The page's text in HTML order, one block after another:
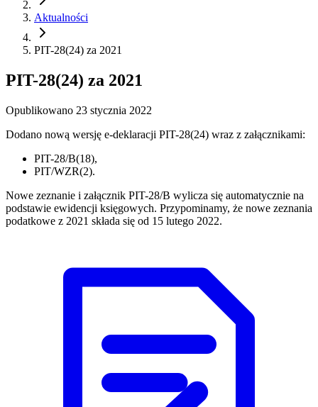
Aktualności
PIT-28(24) za 2021
PIT-28(24) za 2021
Opublikowano 23 stycznia 2022
Dodano nową wersję e-deklaracji PIT-28(24) wraz z załącznikami:
PIT-28/B(18),
PIT/WZR(2).
Nowe zeznanie i załącznik PIT-28/B wylicza się automatycznie na
podstawie ewidencji księgowych. Przypominamy, że nowe zeznania
podatkowe z 2021 składa się od 15 lutego 2022.